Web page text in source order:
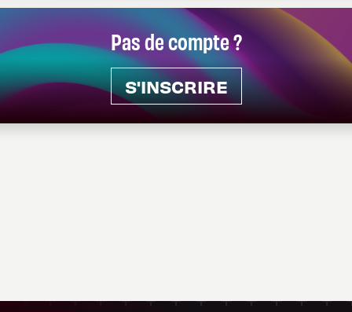
Pas de compte ?
S'INSCRIRE